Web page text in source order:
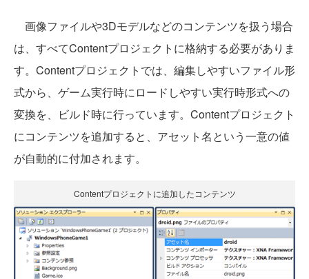
画像ファイルや3Dモデルなどのコンテンツを扱う場合
は、すべてContentプロジェクトに格納する必要がありま
す。Contentプロジェクトでは、編集しやすいファイル形
式から、ゲーム実行時にロードしやすい実行時形式への
変換を、ビルド時に行っています。Contentプロジェクト
にコンテンツを追加すると、アセット名という一意の値
が自動的に付加されます。
Contentプロジェクトに追加したコンテンツ